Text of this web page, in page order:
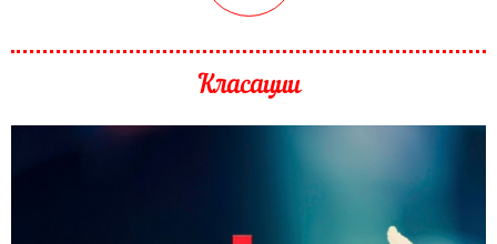
Класации